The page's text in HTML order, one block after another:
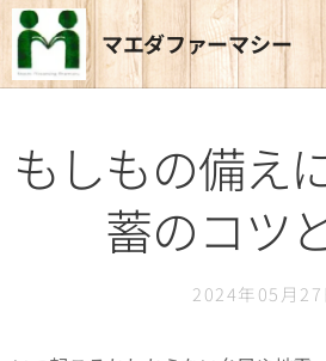
マエダファーマシー
もしもの備え
蓄のコツ
2024年05月27